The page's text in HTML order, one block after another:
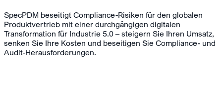
SpecPDM beseitigt Compliance-Risiken für den globalen
Produktvertrieb mit einer durchgängigen digitalen
Transformation für Industrie 5.0 – steigern Sie Ihren Umsatz,
senken Sie Ihre Kosten und beseitigen Sie Compliance- und
Audit-Herausforderungen.